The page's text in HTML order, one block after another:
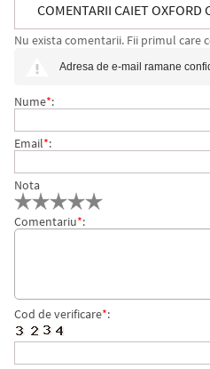
COMENTARII CAIET OXFORD
COPERTA RIGIDA, DIVERSE
Nu exista comentarii. Fii primul care
Adresa de e-mail ramane
Nume*:
Email*:
Nota
Comentariu*:
Cod de verificare*: